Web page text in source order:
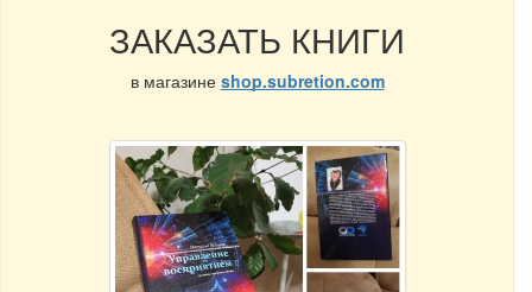
ЗАКАЗАТЬ КНИГИ
в магазине shop.subretion.com